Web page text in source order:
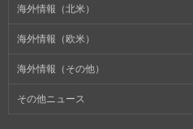
海外情報（北米）
海外情報（欧米）
海外情報（その他）
その他ニュース